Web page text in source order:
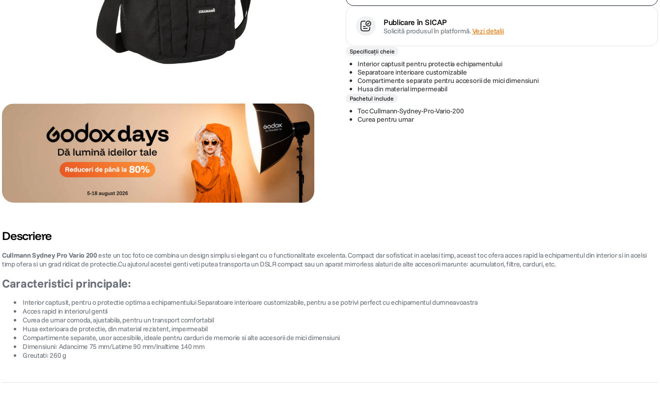
insta 360 Publicare în SICAP
Solicită produsul în platformă.Vezi detalii
Specificații cheie
Interior captusit pentru protectia echipamentului
Separatoare interioare customizabile
Compartimente separate pentru accesorii de mici dimensiuni
Husa din material impermeabil
Pachetul include
Toc Cullmann-Sydney-Pro-Vario-200
Curea pentru umar
Descriere
Cullmann Sydney Pro Vario 200este un toc foto ce combina un design simplu si elegant cu o functionalitate excelenta. Compact dar sofisticat in acelasi timp, aceast toc ofera acces rapid la echipamentul din interior si in acelsi
timp ofera si un grad ridicat de protectie.Cu ajutorul acestei genti veti putea transporta un DSLR compact sau un aparat mirrorless alaturi de alte accesorii marunte: acumulatori, filtre, carduri, etc.
Caracteristici principale:
 Interior captusit, pentru o protectie optima a echipamentului Separatoare interioare customizabile, pentru a se potrivi perfect cu echipamentul dumneavoastra
 Acces rapid in interiorul gentii
 Curea de umar comoda, ajustabila, pentru un transport comfortabil
 Husa exterioara de protectie, din material rezistent, impermeabil
 Compartimente separate, usor accesibile, ideale pentru carduri de memorie si alte accesorii de mici dimensiuni
 Dimensiuni: Adancime 75 mm/Latime 90 mm/Inaltime 140 mm
 Greutati: 260 g